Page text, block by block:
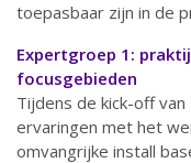
toepasbaar zijn in de
Expertgroep 1:
focusgebieden
Tijdens de kick-off
ervaringen met het
omvangrijke install